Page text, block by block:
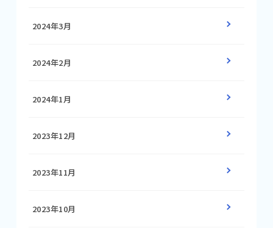
2024年3月
2024年2月
2024年1月
2023年12月
2023年11月
2023年10月